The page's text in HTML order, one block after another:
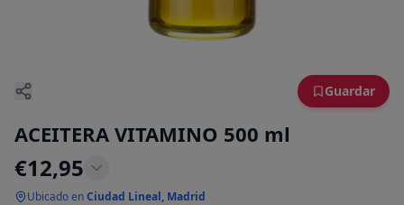
Guardar
ACEITERA VITAMINO 500 ml
€12,95
Ubicado enCiudad Lineal, Madrid